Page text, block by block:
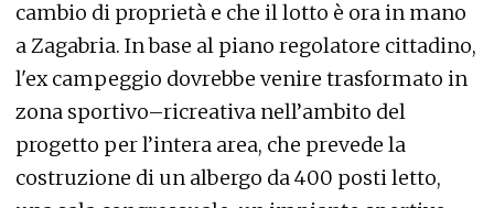
cambio di proprietà e che il lotto è ora in mano
a Zagabria. In base al piano regolatore cittadino,
l'ex campeggio dovrebbe venire trasformato in
zona sportivo–ricreativa nell’ambito del
progetto per l’intera area, che prevede la
costruzione di un albergo da 400 posti letto,